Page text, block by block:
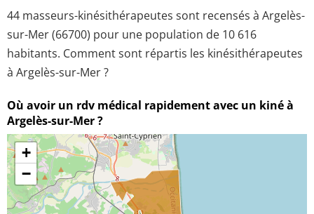
44 masseurs-kinésithérapeutes sont recensés à Argelès-
sur-Mer (66700) pour une population de 10 616
habitants. Comment sont répartis les kinésithérapeutes
à Argelès-sur-Mer ?
Où avoir un rdv médical rapidement avec un kiné à
Argelès-sur-Mer ?
+
−